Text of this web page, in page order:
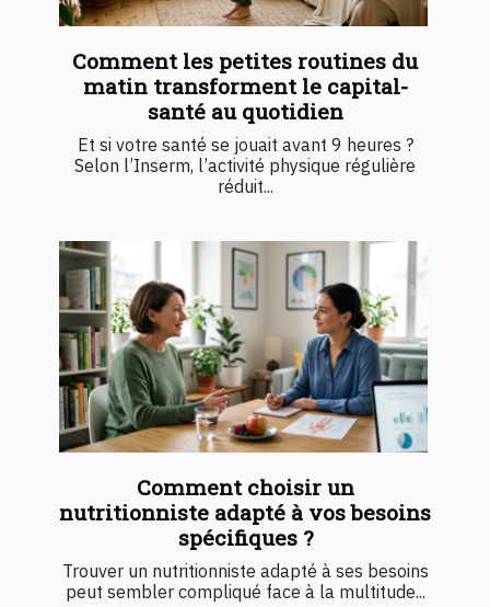
Comment les petites routines du
matin transforment le capital-
santé au quotidien
Et si votre santé se jouait avant 9 heures ?
Selon l’Inserm, l’activité physique régulière
réduit...
Comment choisir un
nutritionniste adapté à vos besoins
spécifiques ?
Trouver un nutritionniste adapté à ses besoins
peut sembler compliqué face à la multitude...